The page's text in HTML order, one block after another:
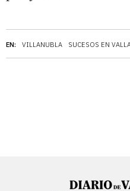
EN: VILLANUBLA SUCESOS EN